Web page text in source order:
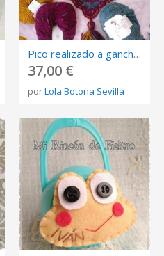
Pico realizado a ganchillo con lana Frida México de Rosas crafts
37,00 €
porLola Botona Sevilla